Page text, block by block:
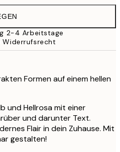
38 €
2-4 Arbeitstage
Widerrufsrecht
Formen auf einem hellen
und Hellrosa mit einer
und darunter Text.
Flair in dein Zuhause. Mit
gestalten!